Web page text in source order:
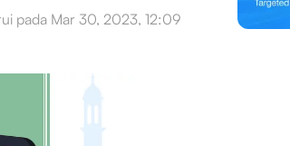
pada Mar 30, 2023, 12:09